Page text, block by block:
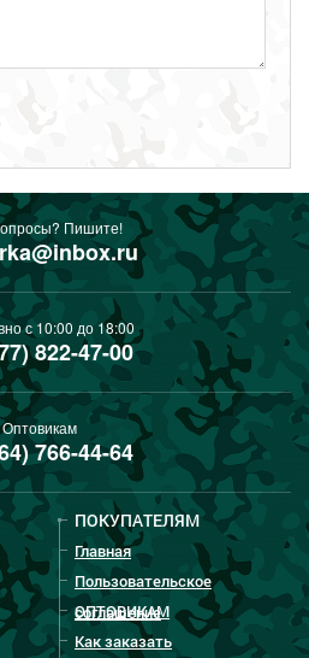
Пишите!
с 10:00 до 18:00
822-47-00
Оптовикам
766-44-64
ПОКУПАТЕЛЯМ
Главная
Пользовательское
соглашение
ОПТОВИКАМ
Как заказать